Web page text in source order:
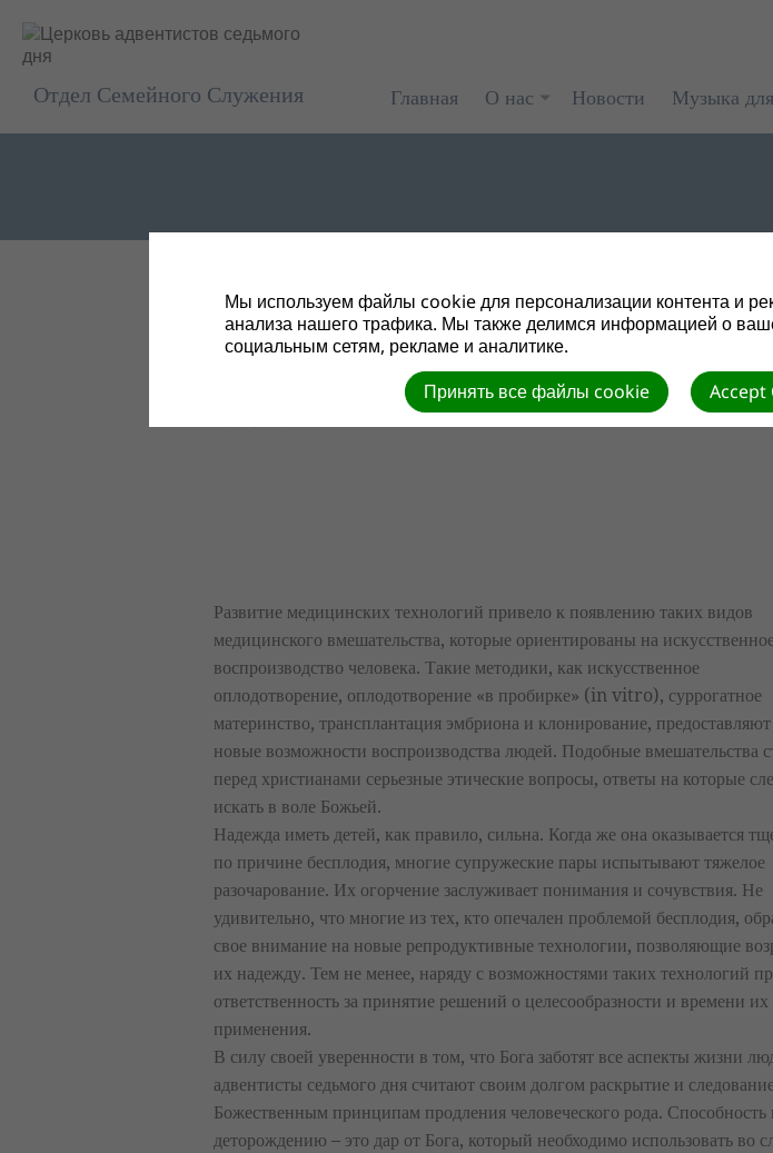
Отдел Семейного Служения Главная О нас Новости Музыка
ОБ ИСКУССТВЕННОМ
ВОСПРОИЗВОДСТВЕ ЧЕЛОВЕКА
Развитие медицинских технологий привело к появлению
видов медицинского вмешательства, которые
Развитие медицинских технологий привело к появлению таких видов
медицинского вмешательства, которые ориентированы на
воспроизводство человека. Такие методики, как искусственное
оплодотворение, оплодотворение «в пробирке» (in vitro), суррогатное
материнство, трансплантация эмбриона и клонирование,
новые возможности воспроизводства людей. Подобные вмешательства
перед христианами серьезные этические вопросы, ответы на которые
искать в воле Божьей.
Надежда иметь детей, как правило, сильна. Когда же она оказывается
по причине бесплодия, многие супружеские пары испытывают тяжелое
разочарование. Их огорчение заслуживает понимания и сочувствия. Не
удивительно, что многие из тех, кто опечален проблемой бесплодия,
свое внимание на новые репродуктивные технологии, позволяющие
их надежду. Тем не менее, наряду с возможностями таких технологий
ответственность за принятие решений о целесообразности и времени их
применения.
В силу своей уверенности в том, что Бога заботят все аспекты жизни
адвентисты седьмого дня считают своим долгом раскрытие и
Божественным принципам продления человеческого рода. Способность
деторождению – это дар от Бога, который необходимо использовать во
Мы используем файлы cookie для персонализации контента и
анализа нашего трафика. Мы также делимся информацией о
социальным сетям, рекламе и аналитике.
Accept
Принять все файлы cookie